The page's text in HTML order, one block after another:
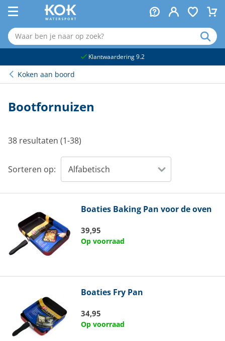
Klantwaardering 9.2
Koken aan boord
Bootfornuizen
38 resultaten (1-38)
Sorteren op:
Boaties Baking Pan voor de oven
39,95
Op voorraad
Boaties Fry Pan
34,95
Op voorraad